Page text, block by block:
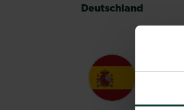
Deutschland